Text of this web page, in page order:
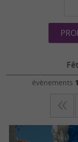
évènements